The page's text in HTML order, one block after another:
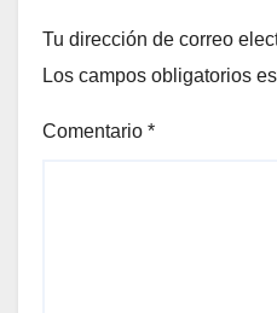
Tu dirección de correo
Los campos obligatorios
Comentario *